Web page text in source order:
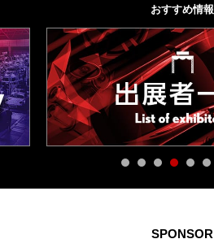
おすすめ情報
SPONSOR